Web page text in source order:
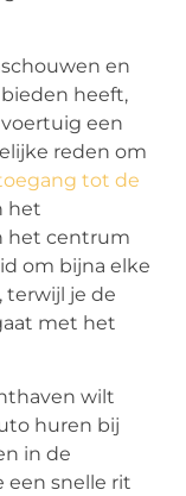
en
heeft,
een
reden om
tot de
het
het centrum
om bijna elke
terwijl je de
met het
wilt
huren bij
in de
een snelle rit